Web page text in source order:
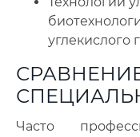
углекислого
Часто